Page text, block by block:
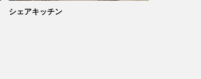
シェアキッチン